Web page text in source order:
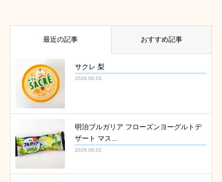
最近の記事 おすすめ記事
サクレ 梨
2026.08.03
明治ブルガリア フローズンヨーグルトデ
ザート マス...
2026.08.02